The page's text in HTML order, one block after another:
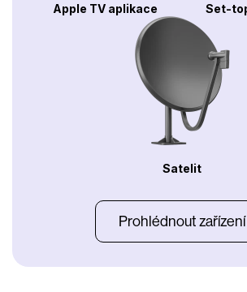
Apple TV aplikace Set-
Satelit
Prohlédnout zařízení